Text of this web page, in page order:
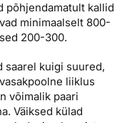
põhjendamatult kallid
minimaalselt 800-
200-300.
saarel kuigi suured,
liiklus
võimalik paari
Väiksed külad